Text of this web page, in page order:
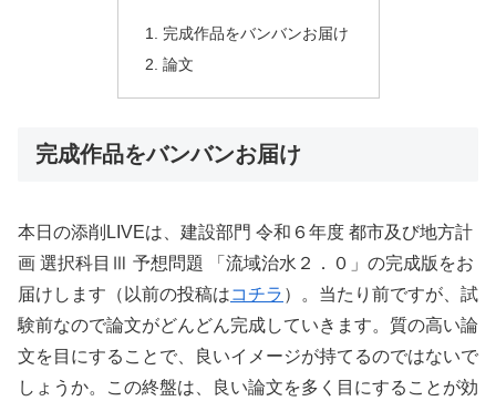
完成作品をバンバンお届け
論文
完成作品をバンバンお届け
本日の添削LIVEは、建設部門 令和６年度 都市及び地方計
画 選択科目Ⅲ 予想問題 「流域治水２．０」の完成版をお
届けします（以前の投稿はコチラ ）。当たり前ですが、試
験前なので論文がどんどん完成していきます。質の高い論
文を目にすることで、良いイメージが持てるのではないで
しょうか。この終盤は、良い論文を多く目にすることが効